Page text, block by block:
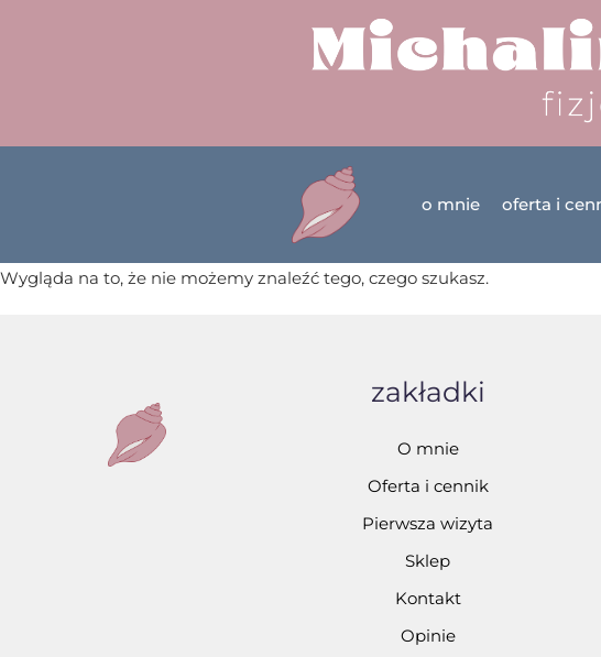
o mnie oferta i
Wygląda na to, że nie możemy znaleźć tego, czego szukasz.
zakładki
O mnie
Oferta i cennik
Pierwsza wizyta
Sklep
Kontakt
Opinie